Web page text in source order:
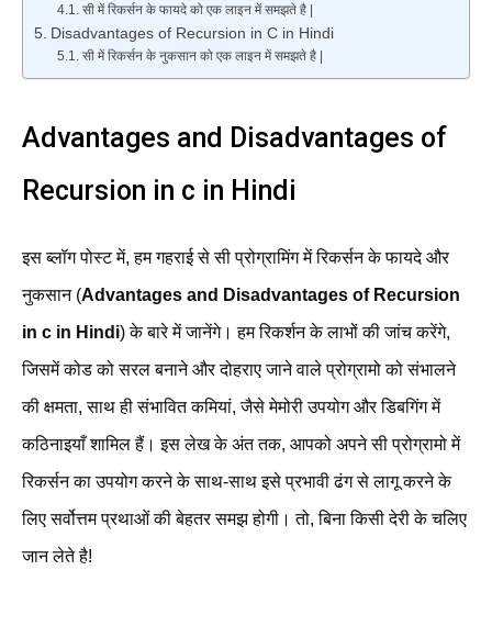
सी में रिकर्सन के फायदे को एक लाइन में समझते है |
Disadvantages of Recursion in C in Hindi
सी में रिकर्सन के नुकसान को एक लाइन में समझते है |
Advantages and Disadvantages of
Recursion in c in Hindi
इस ब्लॉग पोस्ट में, हम गहराई से सी प्रोग्रामिंग में रिकर्सन के फायदे और
नुकसान (Advantages and Disadvantages of Recursion
in c in Hindi) के बारे में जानेंगे। हम रिकर्शन के लाभों की जांच करेंगे,
जिसमें कोड को सरल बनाने और दोहराए जाने वाले प्रोग्रामो को संभालने
की क्षमता, साथ ही संभावित कमियां, जैसे मेमोरी उपयोग और डिबगिंग में
कठिनाइयाँ शामिल हैं। इस लेख के अंत तक, आपको अपने सी प्रोग्रामो में
रिकर्सन का उपयोग करने के साथ-साथ इसे प्रभावी ढंग से लागू करने के
लिए सर्वोत्तम प्रथाओं की बेहतर समझ होगी। तो, बिना किसी देरी के चलिए
जान लेते है!